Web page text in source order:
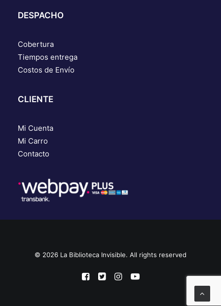
DESPACHO
Cobertura
Tiempos entrega
Costos de Envío
CLIENTE
Mi Cuenta
Mi Carro
Contacto
© 2026 La Biblioteca Invisible. All rights reserved